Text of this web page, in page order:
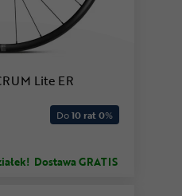
Lite ER
Do10 rat 0%
Dostawa GRATIS